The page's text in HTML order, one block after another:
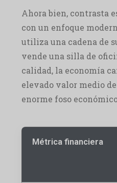
Ahora bien, contrasta
con un enfoque
utiliza una cadena de
vende una silla de
calidad, la economía
elevado valor medio
enorme foso
Métrica financiera